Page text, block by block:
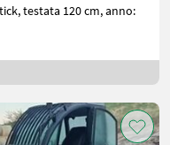
testata 120 cm, anno: